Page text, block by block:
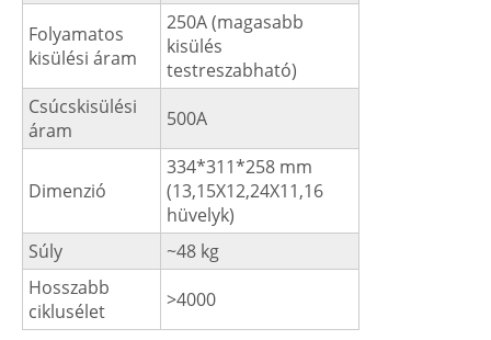
Folyamatos
kisülési áram
250A (magasabb
kisülés
testreszabható)
Csúcskisülési
áram
500A
Dimenzió
334*311*258 mm
(13,15X12,24X11,16
hüvelyk)
Súly
~48 kg
Hosszabb
ciklusélet
>4000